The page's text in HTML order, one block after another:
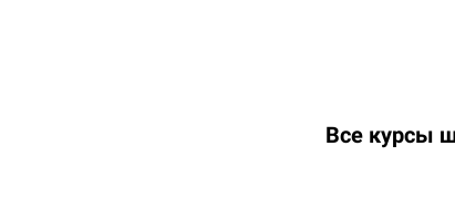
Все курсы